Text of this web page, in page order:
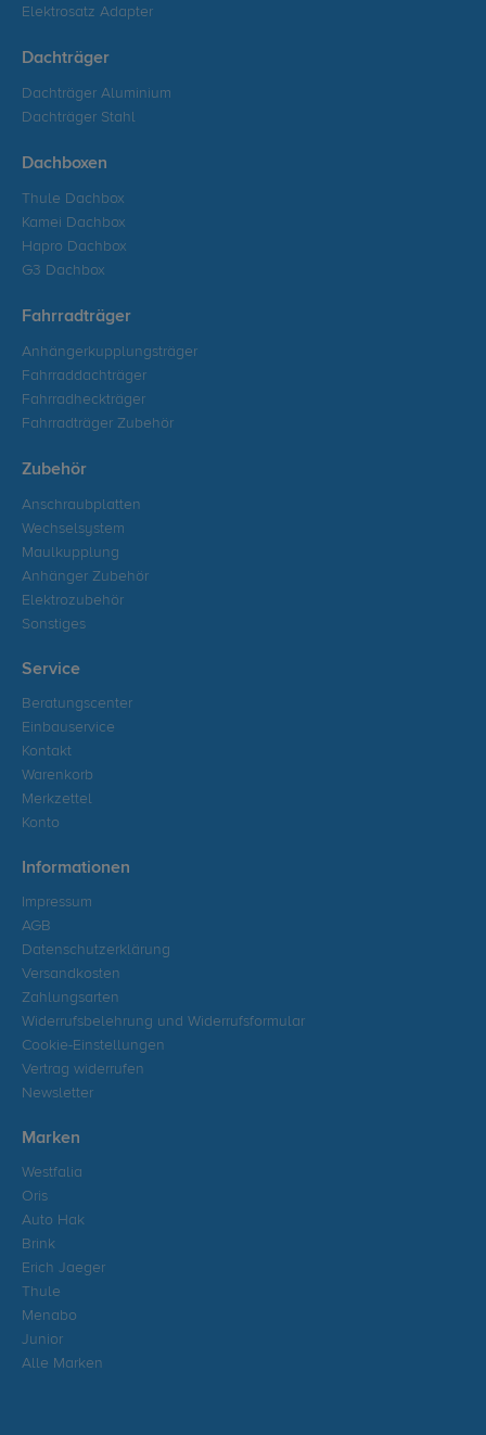
Elektrosatz Adapter
Dachträger
Dachträger Aluminium
Dachträger Stahl
Dachboxen
Thule Dachbox
Kamei Dachbox
Hapro Dachbox
G3 Dachbox
Fahrradträger
Anhängerkupplungsträger
Fahrraddachträger
Fahrradheckträger
Fahrradträger Zubehör
Zubehör
Anschraubplatten
Wechselsystem
Maulkupplung
Anhänger Zubehör
Elektrozubehör
Sonstiges
Service
Beratungscenter
Einbauservice
Kontakt
Warenkorb
Merkzettel
Konto
Informationen
Impressum
AGB
Datenschutzerklärung
Versandkosten
Zahlungsarten
Widerrufsbelehrung und Widerrufsformular
Cookie-Einstellungen
Vertrag widerrufen
Newsletter
Marken
Westfalia
Oris
Auto Hak
Brink
Erich Jaeger
Thule
Menabo
Junior
Alle Marken